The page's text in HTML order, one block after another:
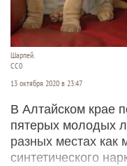
Шарпей.
СС0
13 октября 2020 в 23:47
В Алтайском крае
пятерых молодых
разных местах как
синтетического